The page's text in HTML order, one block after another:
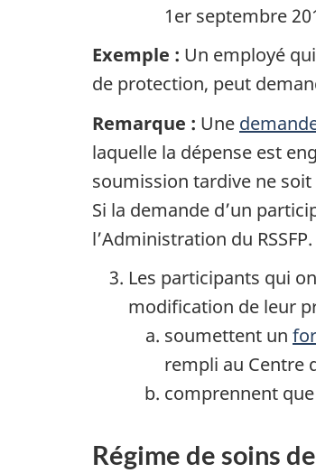
1er septembre
Exemple : Un employé
de protection, peut
Remarque : Une
laquelle la dépense est
soumission tardive ne
Si la demande d’un
l’Administration du RSSFP.
Les participants qui
modification de leur
soumettent un
rempli au Centre
comprennent
Régime de soins